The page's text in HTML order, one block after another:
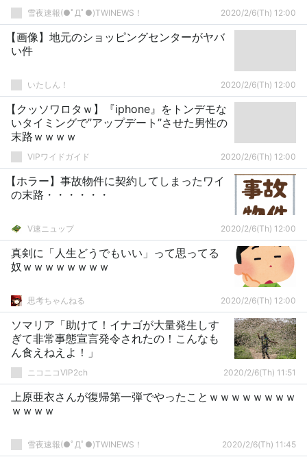
雪夜速報(●ﾟДﾟ●)TWINEWS！ 2020/2/6(Th) 12:00
【画像】地元のショッピングセンターがヤバ
い件
いたしん！ 2020/2/6(Th) 12:00
【クッソワロタｗ】『iphone』をトンデモな
いタイミングで”アップデート”させた男性の
末路ｗｗｗｗ
VIPワイドガイド 2020/2/6(Th) 12:00
【ホラー】事故物件に契約してしまったワイ
の末路・・・・・・
V速ニュップ 2020/2/6(Th) 12:00
真剣に「人生どうでもいい」って思ってる
奴ｗｗｗｗｗｗｗｗ
思考ちゃんねる 2020/2/6(Th) 12:00
ソマリア「助けて！イナゴが大量発生しす
ぎて非常事態宣言発令されたの！こんなも
ん食えねえよ！」
ニコニコVIP2ch 2020/2/6(Th) 11:51
上原亜衣さんが復帰第一弾でやったことｗｗｗｗｗｗｗｗ
ｗｗｗｗ
雪夜速報(●ﾟДﾟ●)TWINEWS！ 2020/2/6(Th) 11:45